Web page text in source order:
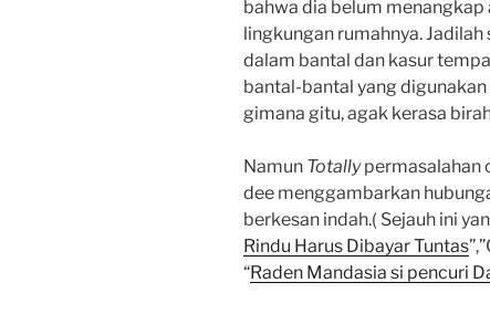
bahwa dia belum
lingkungan rumahnya.
dalam bantal dan kasur
bantal-bantal yang digunakan
gimana gitu, agak kerasa
Namun Totallypermasalahan
dee menggambarkan
berkesan indah.( Sejauh ini
Rindu Harus Dibayar Tuntas
“Raden Mandasia si pencuri